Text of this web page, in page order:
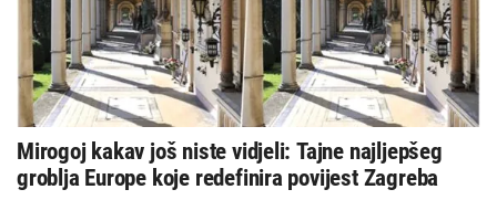
Mirogoj kakav još niste vidjeli: Tajne najljepšeg
groblja Europe koje redefinira povijest Zagreba